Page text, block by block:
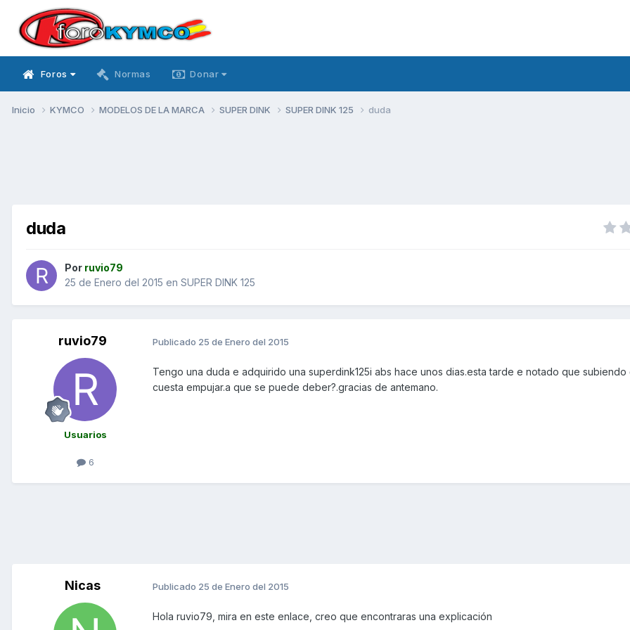
Foros Normas Donar
Inicio KYMCO MODELOS DE LA MARCA SUPER DINK SUPER DINK 125 duda
duda
Por ruvio79
25 de Enero del 2015 en SUPER DINK 125
ruvio79
Usuarios
6
Publicado 25 de Enero del 2015
Tengo una duda e adquirido una superdink125i abs hace unos dias.esta tarde e notado que subiendo
cuesta empujar.a que se puede deber?.gracias de antemano.
Nicas Publicado 25 de Enero del 2015
Hola ruvio79, mira en este enlace, creo que encontraras una explicación